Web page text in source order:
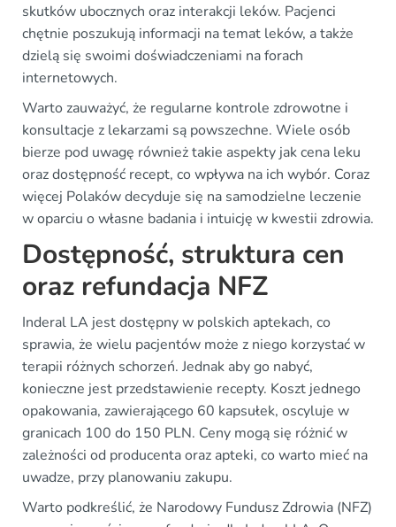
skutków ubocznych oraz interakcji leków. Pacjenci
chętnie poszukują informacji na temat leków, a także
dzielą się swoimi doświadczeniami na forach
internetowych.
Warto zauważyć, że regularne kontrole zdrowotne i
konsultacje z lekarzami są powszechne. Wiele osób
bierze pod uwagę również takie aspekty jak cena leku
oraz dostępność recept, co wpływa na ich wybór. Coraz
więcej Polaków decyduje się na samodzielne leczenie
w oparciu o własne badania i intuicję w kwestii zdrowia.
Dostępność, struktura cen
oraz refundacja NFZ
Inderal LA jest dostępny w polskich aptekach, co
sprawia, że wielu pacjentów może z niego korzystać w
terapii różnych schorzeń. Jednak aby go nabyć,
konieczne jest przedstawienie recepty. Koszt jednego
opakowania, zawierającego 60 kapsułek, oscyluje w
granicach 100 do 150 PLN. Ceny mogą się różnić w
zależności od producenta oraz apteki, co warto mieć na
uwadze, przy planowaniu zakupu.
Warto podkreślić, że Narodowy Fundusz Zdrowia (NFZ)